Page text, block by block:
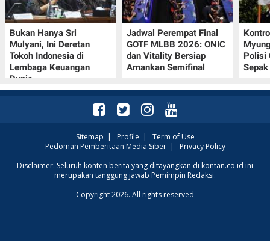
Bukan Hanya Sri
Mulyani, Ini Deretan
Tokoh Indonesia di
Lembaga Keuangan
Dunia
Jadwal Perempat Final
GOTF MLBB 2026: ONIC
dan Vitality Bersiap
Amankan Semifinal
Polisi
Klasemen Grup A Piala
AFF 2026: Ini Skenario
Sitemap | Profile | Term of Use
Pedoman Pemberitaan Media Siber| Privacy Policy
Disclaimer: Seluruh konten berita yang ditayangkan di kontan.co.id ini
merupakan tanggung jawab Pemimpin Redaksi.
Copyright 2026. All rights reserved